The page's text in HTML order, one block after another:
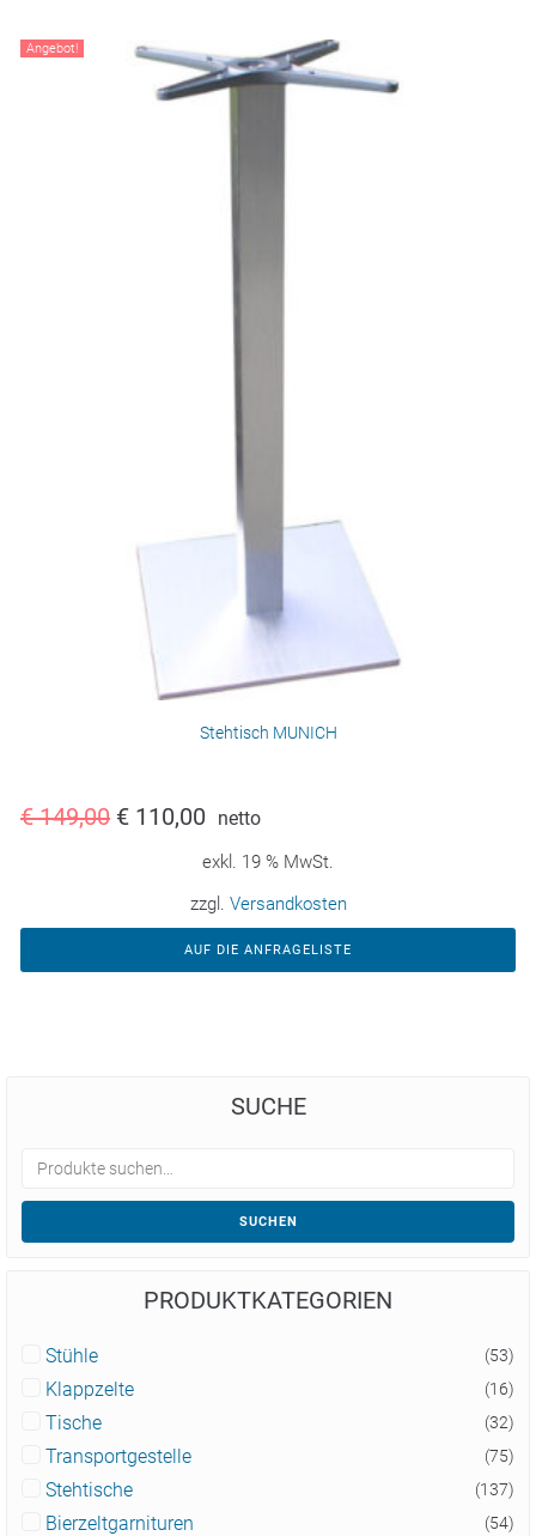
Angebot!
Stehtisch MUNICH
€149,00 € 110,00 netto
exkl. 19 % MwSt.
zzgl. Versandkosten
AUF DIE ANFRAGELISTE
SUCHE
SUCHEN
PRODUKTKATEGORIEN
Stühle (53)
Klappzelte (16)
Tische (32)
Transportgestelle (75)
Stehtische (137)
Bierzeltgarnituren (54)